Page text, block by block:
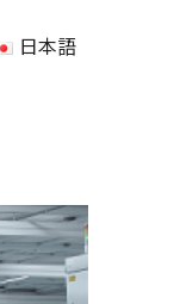
日本語